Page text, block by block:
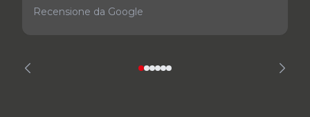
Recensione da Google